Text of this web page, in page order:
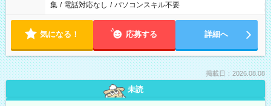
集 / 電話対応なし / パソコンスキル不要
気になる！ 応募する 詳細へ
掲載日：2026.08.08
未読